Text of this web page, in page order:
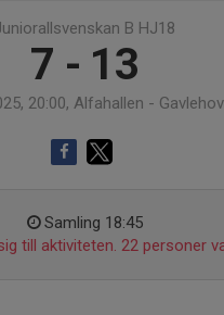
B HJ18
7 - 13
20:00, Alfahallen - Gavlehov
Samling 18:45
till aktiviteten. 22 personer